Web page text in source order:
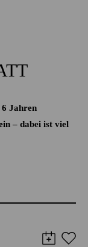
Jahren
– dabei ist viel